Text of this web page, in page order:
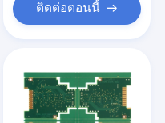
ติดต่อตอนนี้